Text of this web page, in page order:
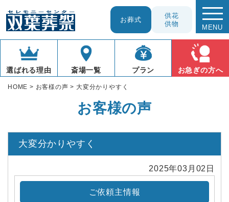
お葬式
供花
供物
MENU
選ばれる理由 斎場一覧 プラン お急ぎの方へ
HOME > お客様の声 > 大変分かりやすく
お客様の声
大変分かりやすく
2025年03月02日
ご依頼主情報